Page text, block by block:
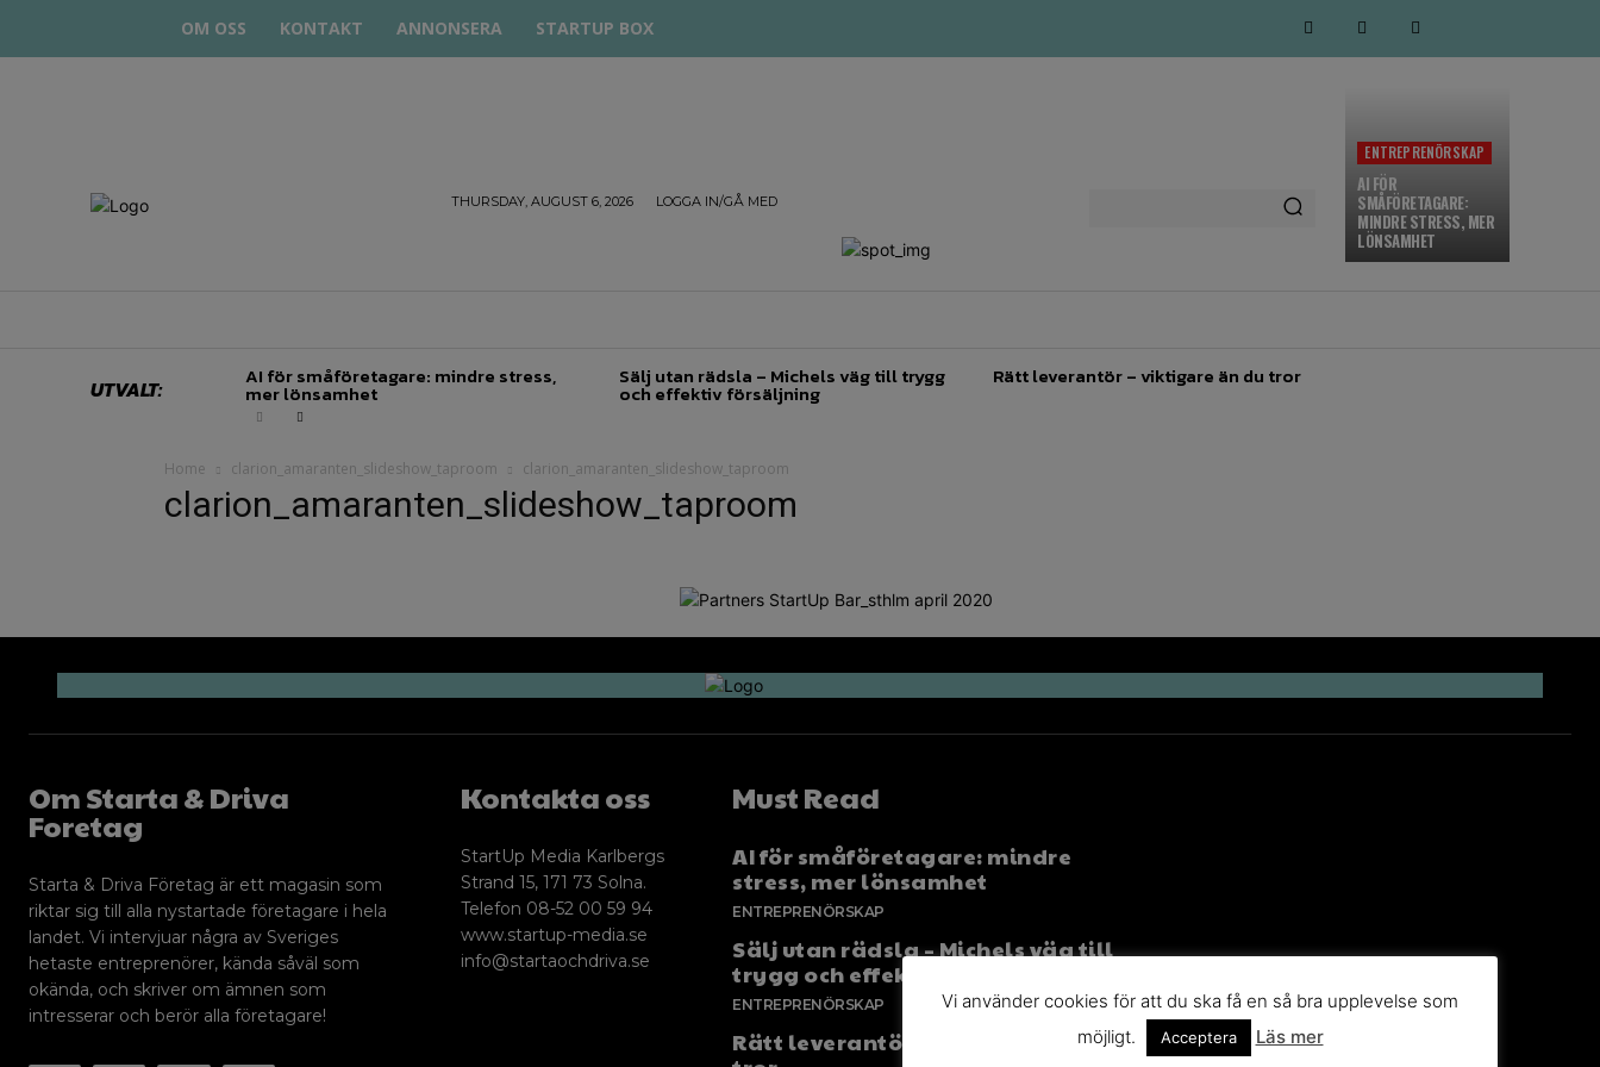
OM OSS KONTAKT ANNONSERA STARTUP BOX
THURSDAY, AUGUST 6, 2026 LOGGA IN/GÅ MED
ENTREPRENÖRSKAP
AI FÖR
SMÅFÖRETAGARE:
MINDRE STRESS, MER
LÖNSAMHET
UTVALT: AI för småföretagare: mindre stress,
mer lönsamhet
Sälj utan rädsla – Michels väg till trygg
och effektiv försäljning
Rätt leverantör – viktigare än du tror
Home clarion_amaranten_slideshow_taproom clarion_amaranten_slideshow_taproom
clarion_amaranten_slideshow_taproom
Om Starta & Driva
Foretag
Starta & Driva Företag är ett magasin som
riktar sig till alla nystartade företagare i hela
landet. Vi intervjuar några av Sveriges
hetaste entreprenörer, kända såväl som
okända, och skriver om ämnen som
intresserar och berör alla företagare!
Kontakta oss
StartUp Media Karlbergs
Strand 15, 171 73 Solna.
Telefon 08-52 00 59 94
www.startup-media.se
info@startaochdriva.se
Must Read
AI för småföretagare: mindre
stress, mer lönsamhet
ENTREPRENÖRSKAP
Sälj utan rädsla – Michels väg till
trygg och effektiv försäljning
ENTREPRENÖRSKAP
Rätt leverantör – viktigare än du
Vi använder cookies för att du ska få en så bra upplevelse som
möjligt.
Acceptera Läs mer